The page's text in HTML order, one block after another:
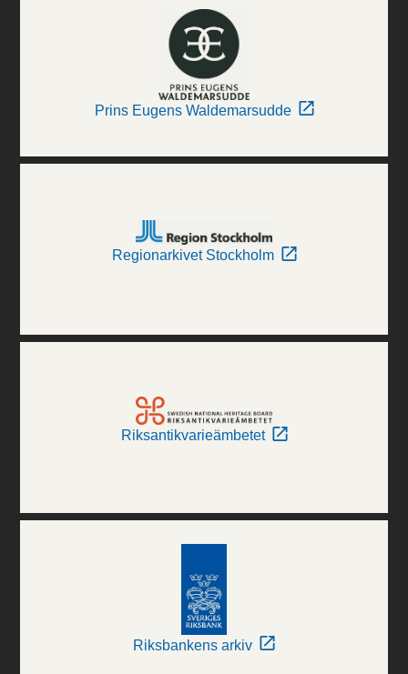
Prins Eugens Waldemarsudde
Regionarkivet Stockholm
Riksantikvarieämbetet
Riksbankens arkiv